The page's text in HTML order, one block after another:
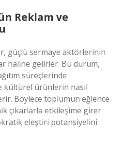
Reklam ve
güçlü sermaye aktörlerinin
haline gelirler. Bu durum,
süreçlerinde
kültürel ürünlerin nasıl
Böylece toplumun eğlence
çıkarlarla etkileşime girer
eleştiri potansiyelini